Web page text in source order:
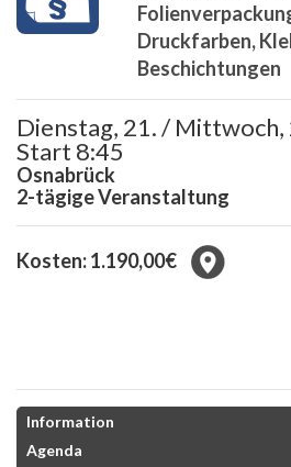
Druckfarben,
Beschichtungen
Dienstag, 21. / Mittwoch,
Start 8:45
Osnabrück
2-tägige Veranstaltung
Kosten: 1.190,00€
Information
Agenda